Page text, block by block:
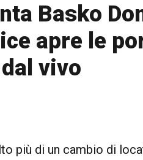
Basko
apre le
vivo
più di un cambio di